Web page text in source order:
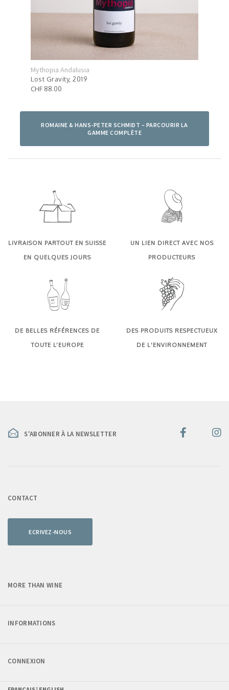
Mythopia Andalusia
Lost Gravity, 2019
CHF 88.00
ROMAINE & HANS-PETER SCHMIDT – PARCOURIR LA
GAMME COMPLÈTE
LIVRAISON PARTOUT EN SUISSE
EN QUELQUES JOURS
UN LIEN DIRECT AVEC NOS
PRODUCTEURS
DE BELLES RÉFÉRENCES DE
TOUTE L’EUROPE
DES PRODUITS RESPECTUEUX
DE L'ENVIRONNEMENT
S'ABONNER À LA NEWSLETTER
CONTACT
ECRIVEZ-NOUS
MORE THAN WINE
INFORMATIONS
CONNEXION